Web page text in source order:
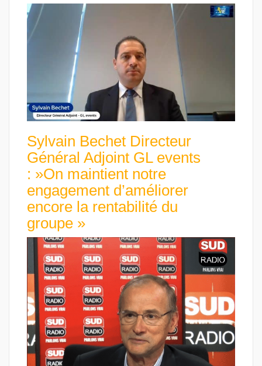
Sylvain Bechet Directeur
Général Adjoint GL events
: »On maintient notre
engagement d’améliorer
encore la rentabilité du
groupe »